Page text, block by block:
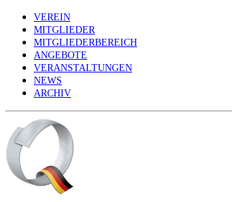
VEREIN
MITGLIEDER
MITGLIEDERBEREICH
ANGEBOTE
VERANSTALTUNGEN
NEWS
ARCHIV